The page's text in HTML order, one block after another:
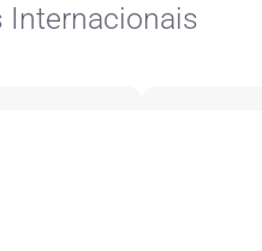
Internacionais